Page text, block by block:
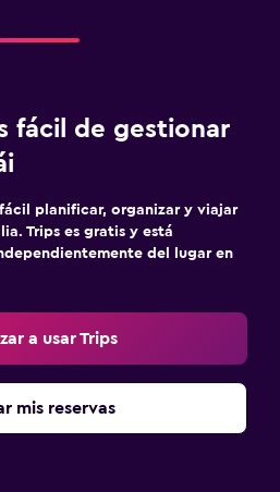
fácil de gestionar
planificar, organizar y viajar
Trips es gratis y está
del lugar en
a usar Trips
mis reservas